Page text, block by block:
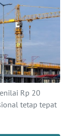
Rp 20
tetap tepat